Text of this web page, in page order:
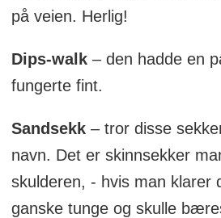
på veien. Herlig!
Dips-walk– den hadde en
fungerte fint.
Sandsekk– tror disse
navn. Det er skinnsekker
skulderen, - hvis man klarer
ganske tunge og skulle